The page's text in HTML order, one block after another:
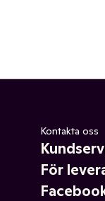
Kontakta oss
För